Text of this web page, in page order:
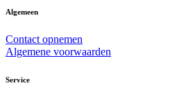
Algemeen
Contact opnemen
Algemene voorwaarden
Service